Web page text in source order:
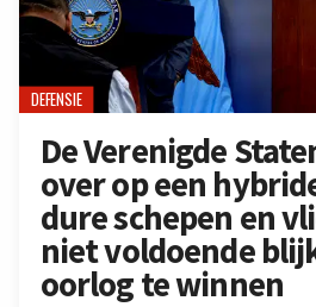
DEFENSIE
De Verenigde
over op een
dure schepen en
niet voldoende
oorlog te winnen